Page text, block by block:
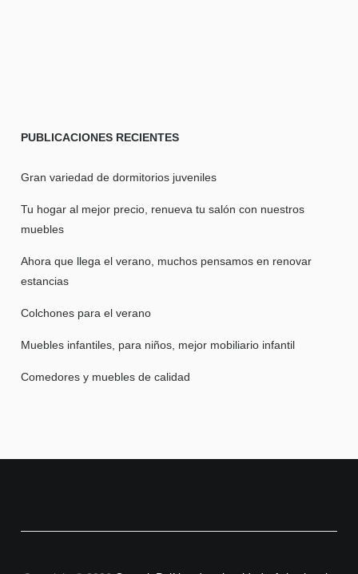
PUBLICACIONES RECIENTES
Gran variedad de dormitorios juveniles
Tu hogar al mejor precio, renueva tu salón con nuestros
muebles
Ahora que llega el verano, muchos pensamos en renovar
estancias
Colchones para el verano
Muebles infantiles, para niños, mejor mobiliario infantil
Comedores y muebles de calidad